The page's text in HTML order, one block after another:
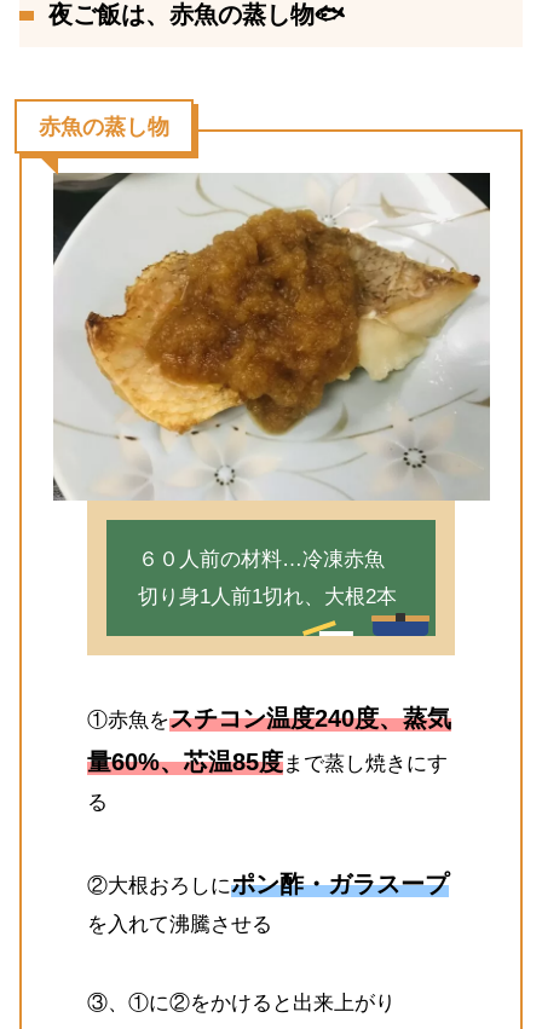
夜ご飯は、赤魚の蒸し物🐟
赤魚の蒸し物
６０人前の材料…冷凍赤魚
切り身1人前1切れ、大根2本
①赤魚をスチコン温度240度、蒸気
量60%、芯温85度まで蒸し焼きにす
る
②大根おろしにポン酢・ガラスープ
を入れて沸騰させる
③、①に②をかけると出来上がり